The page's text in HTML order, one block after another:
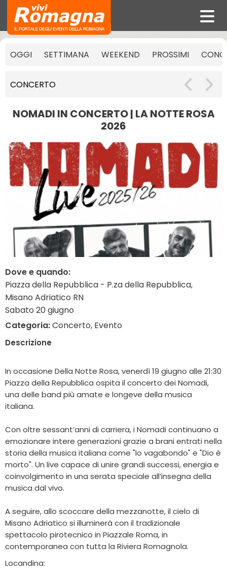
OGGI SETTIMANA WEEKEND PROSSIMI
CONCERTO
NOMADI IN CONCERTO | LA NOTTE ROSA
2026
Dove e quando:
Piazza della Repubblica - P.za della Repubblica,
Misano Adriatico RN
Sabato 20 giugno
Categoria:Concerto, Evento
Descrizione
In occasione Della Notte Rosa, venerdì 19 giugno alle 21:30
Piazza della Repubblica ospita il concerto dei Nomadi,
una delle band più amate e longeve della musica
italiana.
Con oltre sessant’anni di carriera, i Nomadi continuano a
emozionare intere generazioni grazie a brani entrati nella
storia della musica italiana come "Io vagabondo" e "Dio è
morto". Un live capace di unire grandi successi, energia e
coinvolgimento in una serata speciale all’insegna della
musica dal vivo.
A seguire, allo scoccare della mezzanotte, il cielo di
Misano Adriatico si illuminerà con il tradizionale
spettacolo pirotecnico in Piazzale Roma, in
contemporanea con tutta la Riviera Romagnola.
Locandina: